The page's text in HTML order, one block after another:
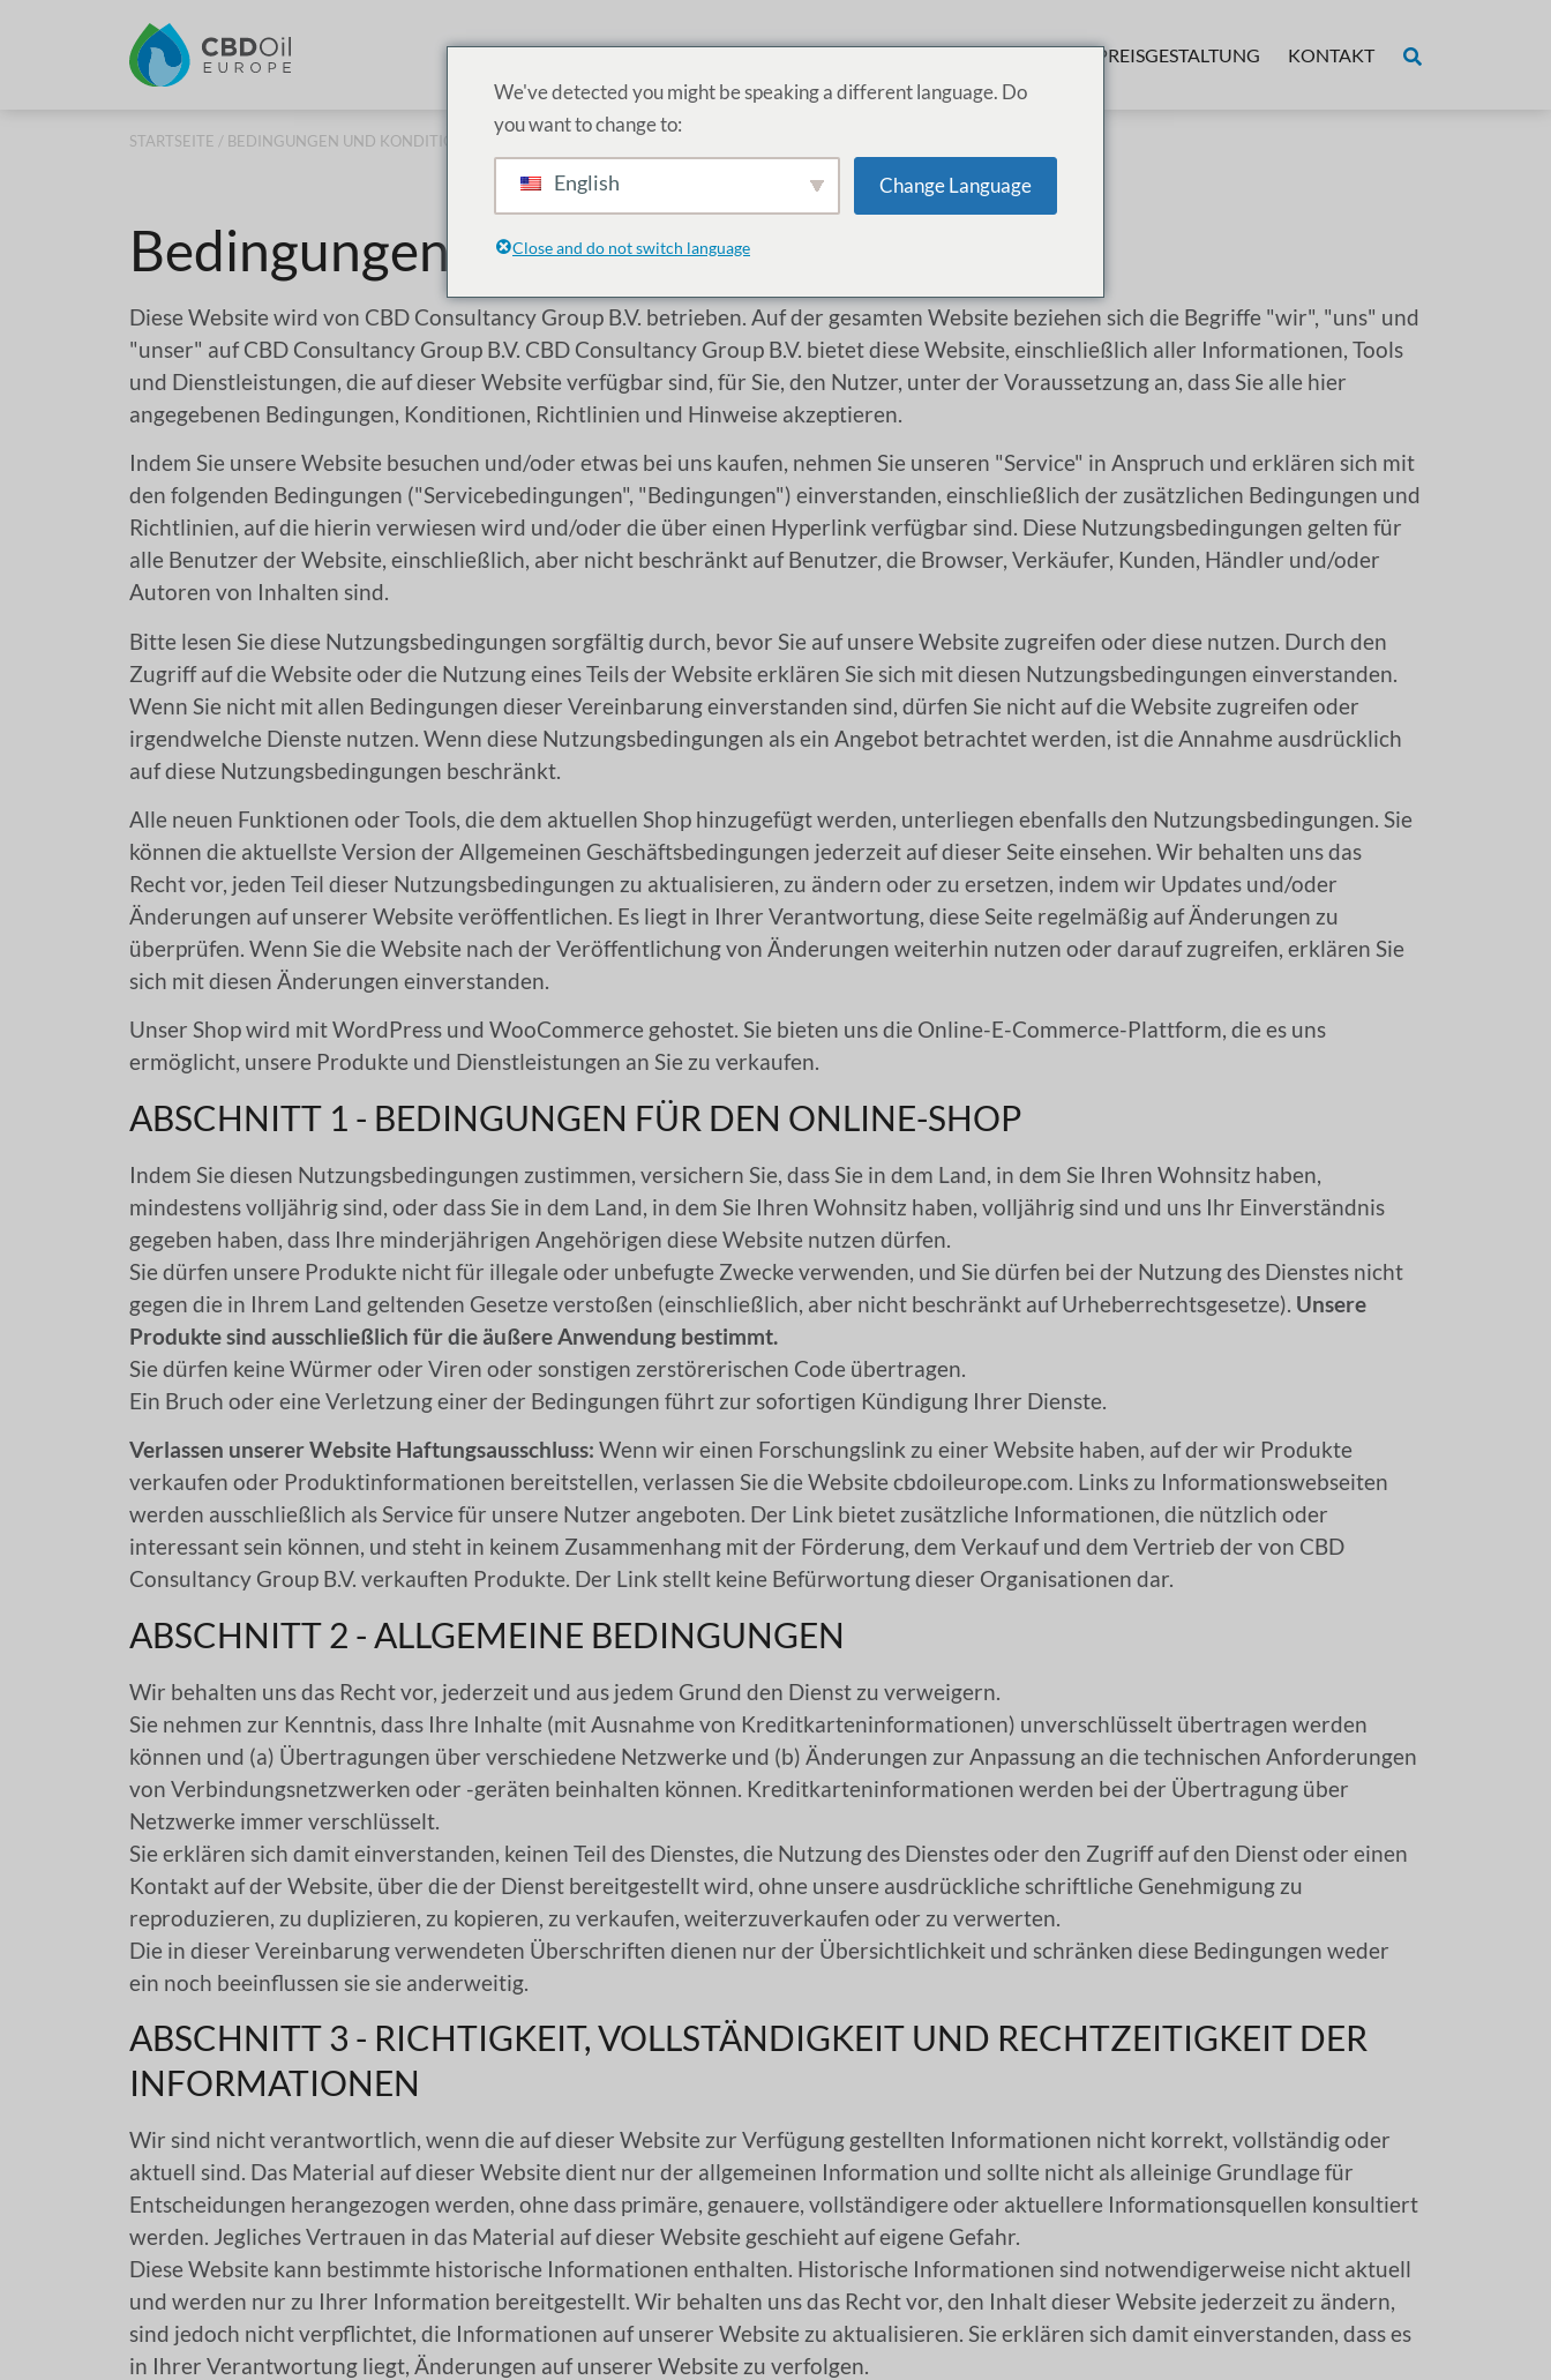
PRODUKTE DIENSTLEISTUNGEN AKADEMIE ÜBER PREISGESTALTUNG KONTAKT
STARTSEITE / BEDINGUNGEN UND KONDITIONEN
Bedingungen und Konditionen
Diese Website wird von CBD Consultancy Group B.V. betrieben. Auf der gesamten Website beziehen sich die Begriffe "wir", "uns" und
"unser" auf CBD Consultancy Group B.V. CBD Consultancy Group B.V. bietet diese Website, einschließlich aller Informationen, Tools
und Dienstleistungen, die auf dieser Website verfügbar sind, für Sie, den Nutzer, unter der Voraussetzung an, dass Sie alle hier
angegebenen Bedingungen, Konditionen, Richtlinien und Hinweise akzeptieren.
Indem Sie unsere Website besuchen und/oder etwas bei uns kaufen, nehmen Sie unseren "Service" in Anspruch und erklären sich mit
den folgenden Bedingungen ("Servicebedingungen", "Bedingungen") einverstanden, einschließlich der zusätzlichen Bedingungen und
Richtlinien, auf die hierin verwiesen wird und/oder die über einen Hyperlink verfügbar sind. Diese Nutzungsbedingungen gelten für
alle Benutzer der Website, einschließlich, aber nicht beschränkt auf Benutzer, die Browser, Verkäufer, Kunden, Händler und/oder
Autoren von Inhalten sind.
Bitte lesen Sie diese Nutzungsbedingungen sorgfältig durch, bevor Sie auf unsere Website zugreifen oder diese nutzen. Durch den
Zugriff auf die Website oder die Nutzung eines Teils der Website erklären Sie sich mit diesen Nutzungsbedingungen einverstanden.
Wenn Sie nicht mit allen Bedingungen dieser Vereinbarung einverstanden sind, dürfen Sie nicht auf die Website zugreifen oder
irgendwelche Dienste nutzen. Wenn diese Nutzungsbedingungen als ein Angebot betrachtet werden, ist die Annahme ausdrücklich
auf diese Nutzungsbedingungen beschränkt.
Alle neuen Funktionen oder Tools, die dem aktuellen Shop hinzugefügt werden, unterliegen ebenfalls den Nutzungsbedingungen. Sie
können die aktuellste Version der Allgemeinen Geschäftsbedingungen jederzeit auf dieser Seite einsehen. Wir behalten uns das
Recht vor, jeden Teil dieser Nutzungsbedingungen zu aktualisieren, zu ändern oder zu ersetzen, indem wir Updates und/oder
Änderungen auf unserer Website veröffentlichen. Es liegt in Ihrer Verantwortung, diese Seite regelmäßig auf Änderungen zu
überprüfen. Wenn Sie die Website nach der Veröffentlichung von Änderungen weiterhin nutzen oder darauf zugreifen, erklären Sie
sich mit diesen Änderungen einverstanden.
Unser Shop wird mit WordPress und WooCommerce gehostet. Sie bieten uns die Online-E-Commerce-Plattform, die es uns
ermöglicht, unsere Produkte und Dienstleistungen an Sie zu verkaufen.
ABSCHNITT 1 - BEDINGUNGEN FÜR DEN ONLINE-SHOP
Indem Sie diesen Nutzungsbedingungen zustimmen, versichern Sie, dass Sie in dem Land, in dem Sie Ihren Wohnsitz haben,
mindestens volljährig sind, oder dass Sie in dem Land, in dem Sie Ihren Wohnsitz haben, volljährig sind und uns Ihr Einverständnis
gegeben haben, dass Ihre minderjährigen Angehörigen diese Website nutzen dürfen.
Sie dürfen unsere Produkte nicht für illegale oder unbefugte Zwecke verwenden, und Sie dürfen bei der Nutzung des Dienstes nicht
gegen die in Ihrem Land geltenden Gesetze verstoßen (einschließlich, aber nicht beschränkt auf Urheberrechtsgesetze). Unsere
Produkte sind ausschließlich für die äußere Anwendung bestimmt.
Sie dürfen keine Würmer oder Viren oder sonstigen zerstörerischen Code übertragen.
Ein Bruch oder eine Verletzung einer der Bedingungen führt zur sofortigen Kündigung Ihrer Dienste.
Verlassen unserer Website Haftungsausschluss: Wenn wir einen Forschungslink zu einer Website haben, auf der wir Produkte
verkaufen oder Produktinformationen bereitstellen, verlassen Sie die Website cbdoileurope.com. Links zu Informationswebseiten
werden ausschließlich als Service für unsere Nutzer angeboten. Der Link bietet zusätzliche Informationen, die nützlich oder
interessant sein können, und steht in keinem Zusammenhang mit der Förderung, dem Verkauf und dem Vertrieb der von CBD
Consultancy Group B.V. verkauften Produkte. Der Link stellt keine Befürwortung dieser Organisationen dar.
ABSCHNITT 2 - ALLGEMEINE BEDINGUNGEN
Wir behalten uns das Recht vor, jederzeit und aus jedem Grund den Dienst zu verweigern.
Sie nehmen zur Kenntnis, dass Ihre Inhalte (mit Ausnahme von Kreditkarteninformationen) unverschlüsselt übertragen werden
können und (a) Übertragungen über verschiedene Netzwerke und (b) Änderungen zur Anpassung an die technischen Anforderungen
von Verbindungsnetzwerken oder -geräten beinhalten können. Kreditkarteninformationen werden bei der Übertragung über
Netzwerke immer verschlüsselt.
Sie erklären sich damit einverstanden, keinen Teil des Dienstes, die Nutzung des Dienstes oder den Zugriff auf den Dienst oder einen
Kontakt auf der Website, über die der Dienst bereitgestellt wird, ohne unsere ausdrückliche schriftliche Genehmigung zu
reproduzieren, zu duplizieren, zu kopieren, zu verkaufen, weiterzuverkaufen oder zu verwerten.
Die in dieser Vereinbarung verwendeten Überschriften dienen nur der Übersichtlichkeit und schränken diese Bedingungen weder
ein noch beeinflussen sie sie anderweitig.
ABSCHNITT 3 - RICHTIGKEIT, VOLLSTÄNDIGKEIT UND RECHTZEITIGKEIT DER
INFORMATIONEN
Wir sind nicht verantwortlich, wenn die auf dieser Website zur Verfügung gestellten Informationen nicht korrekt, vollständig oder
aktuell sind. Das Material auf dieser Website dient nur der allgemeinen Information und sollte nicht als alleinige Grundlage für
Entscheidungen herangezogen werden, ohne dass primäre, genauere, vollständigere oder aktuellere Informationsquellen konsultiert
werden. Jegliches Vertrauen in das Material auf dieser Website geschieht auf eigene Gefahr.
Diese Website kann bestimmte historische Informationen enthalten. Historische Informationen sind notwendigerweise nicht aktuell
und werden nur zu Ihrer Information bereitgestellt. Wir behalten uns das Recht vor, den Inhalt dieser Website jederzeit zu ändern,
sind jedoch nicht verpflichtet, die Informationen auf unserer Website zu aktualisieren. Sie erklären sich damit einverstanden, dass es
in Ihrer Verantwortung liegt, Änderungen auf unserer Website zu verfolgen.
We've detected you might be speaking a different language. Do
you want to change to:
English Change Language
Close and do not switch language